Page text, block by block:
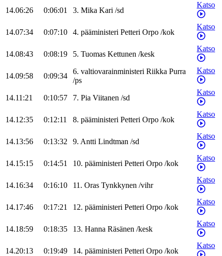
14.06:26 0:06:01 3. Mika Kari /sd
Katso
14.07:34 0:07:10 4. pääministeri Petteri Orpo /kok
Katso
14.08:43 0:08:19 5. Tuomas Kettunen /kesk
Katso
14.09:58 0:09:34
6. valtiovarainministeri Riikka Purra
/ps
Katso
14.11:21 0:10:57 7. Pia Viitanen /sd
Katso
14.12:35 0:12:11 8. pääministeri Petteri Orpo /kok
Katso
14.13:56 0:13:32 9. Antti Lindtman /sd
Katso
14.15:15 0:14:51 10. pääministeri Petteri Orpo /kok
Katso
14.16:34 0:16:10 11. Oras Tynkkynen /vihr
Katso
14.17:46 0:17:21 12. pääministeri Petteri Orpo /kok
Katso
14.18:59 0:18:35 13. Hanna Räsänen /kesk
Katso
14.20:13 0:19:49 14. pääministeri Petteri Orpo /kok
Katso